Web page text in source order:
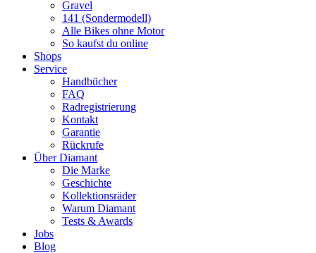
Gravel
141 (Sondermodell)
Alle Bikes ohne Motor
So kaufst du online
Shops
Service
Handbücher
FAQ
Radregistrierung
Kontakt
Garantie
Rückrufe
Über Diamant
Die Marke
Geschichte
Kollektionsräder
Warum Diamant
Tests & Awards
Jobs
Blog